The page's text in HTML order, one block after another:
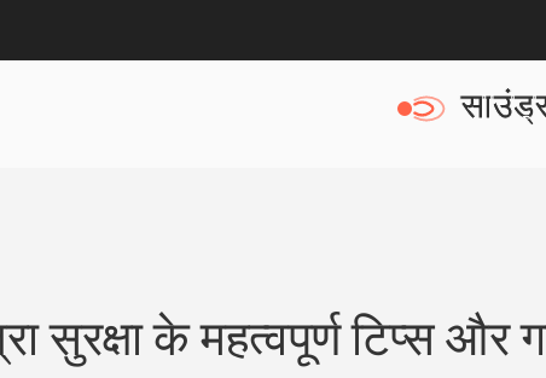
सुरक्षा के महत्वपूर्ण टिप्स और